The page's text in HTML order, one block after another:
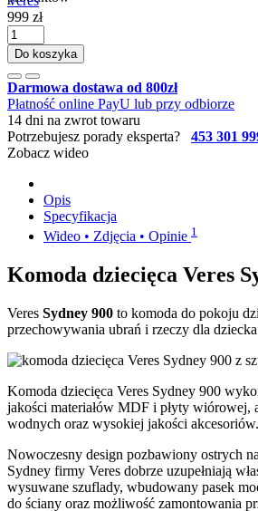
999 zł
Do koszyka
Darmowa dostawa od 800zł
Płatność online PayU lub przy odbiorze
14 dni na zwrot towaru
Potrzebujesz porady eksperta? 453 301
Zobacz wideo
Opis
Specyfikacja
Wideo • Zdjęcia • Opinie 1
Komoda dziecięca Veres
Veres Sydney 900 to komoda do pokoju
przechowywania ubrań i rzeczy dla
Komoda dziecięca Veres Sydney 900
jakości materiałów MDF i płyty wiórowej,
wodnych oraz wysokiej jakości akcesoriów.
Nowoczesny design pozbawiony ostrych
Sydney firmy Veres dobrze uzupełniają
wysuwane szuflady, wbudowany pasek
do ściany oraz możliwość zamontowania